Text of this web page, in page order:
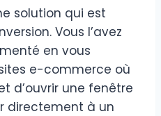
solution qui est
Vous l’avez
en vous
e-commerce où
d’ouvrir une fenêtre
directement à un